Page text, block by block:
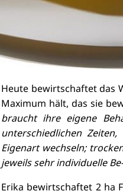
Heute bewirtschaftet das
Maximum hält, das sie
braucht ihre eigene
unterschiedlichen
Eigenart wechseln;
jeweils sehr individuelle
Erika bewirtschaftet 2 ha